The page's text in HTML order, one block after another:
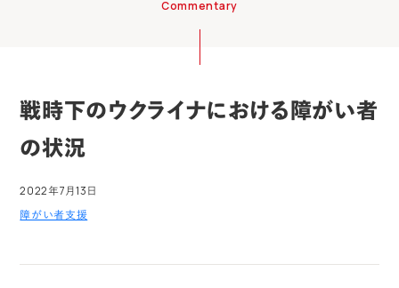
Commentary
戦時下のウクライナにおける障がい者
の状況
2022年7月13日
障がい者支援